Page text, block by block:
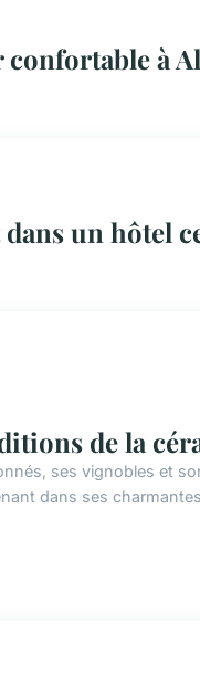
à
un hôtel
de la
ses vignobles et
dans ses